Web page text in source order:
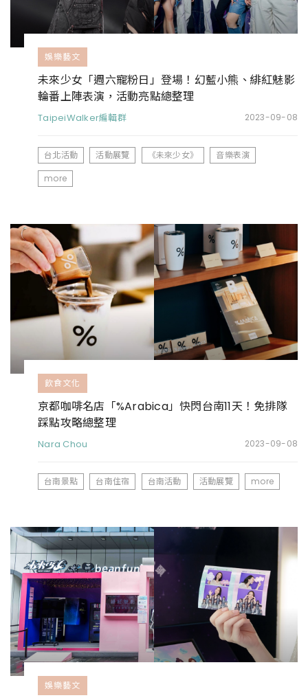
娛樂藝文
未來少女「週六寵粉日」登場！幻藍小熊、緋紅魅影
輪番上陣表演，活動亮點總整理
TaipeiWalker編輯群 2023-09-08
台北活動 活動展覽 《未來少女》
音樂表演
more
飲食文化
京都咖啡名店「%Arabica」快閃台南11天！免排隊
踩點攻略總整理
Nara Chou 2023-09-08
台南景點 台南住宿 台南活動 活動展覽 more
娛樂藝文